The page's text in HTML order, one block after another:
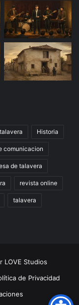
Historia
comunicacion
de talavera
revista online
talavera
LOVE Studios
de Privacidad